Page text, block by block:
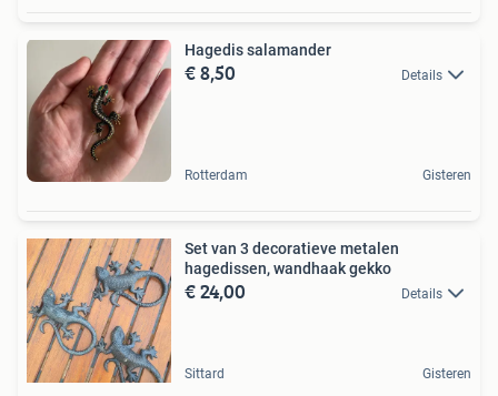
Hagedis salamander
€ 8,50 Details
Rotterdam Gisteren
Set van 3 decoratieve metalen
hagedissen, wandhaak gekko
€ 24,00 Details
Sittard Gisteren